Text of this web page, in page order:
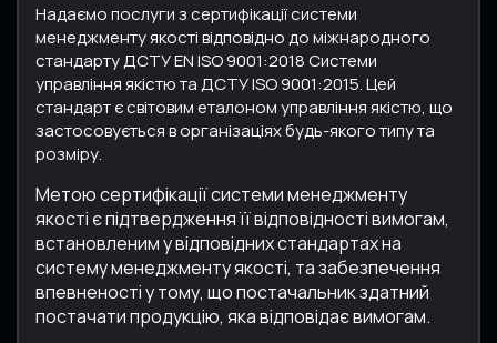
Надаємо послуги з сертифікації системи
менеджменту якості відповідно до міжнародного
стандарту ДСТУ EN ISO 9001:2018 Системи
управління якістю та ДСТУ ISO 9001:2015. Цей
стандарт є світовим еталоном управління якістю, що
застосовується в організаціях будь-якого типу та
розміру.
Метою сертифікації системи менеджменту
якості є підтвердження її відповідності вимогам,
встановленим у відповідних стандартах на
систему менеджменту якості, та забезпечення
впевненості у тому, що постачальник здатний
постачати продукцію, яка відповідає вимогам.